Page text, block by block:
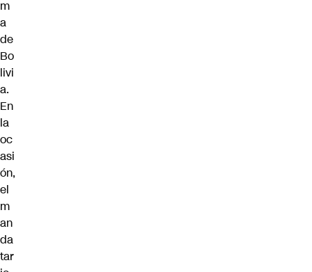
m
a
de
Bo
livi
a.
En
la
oc
asi
ón,
el
m
an
da
tar